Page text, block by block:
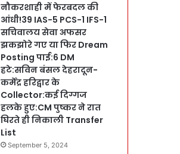
नौकरशाही में फेरबदल की
आंधी!39 IAS-5 PCS-1 IFS-1
सचिवालय सेवा अफसर
झकझोरे गए या फिर Dream
Posting पाई:6 DM
हटे:सविन बंसल देहरादून-
कर्मेंद्र हरिद्वार के
Collector:कई दिग्गज
हलके हुए:CM पुष्कर ने रात
घिरते ही निकाली Transfer
List
September 5, 2024